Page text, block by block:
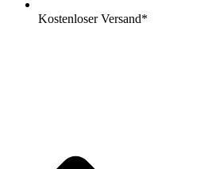
Kostenloser Versand*